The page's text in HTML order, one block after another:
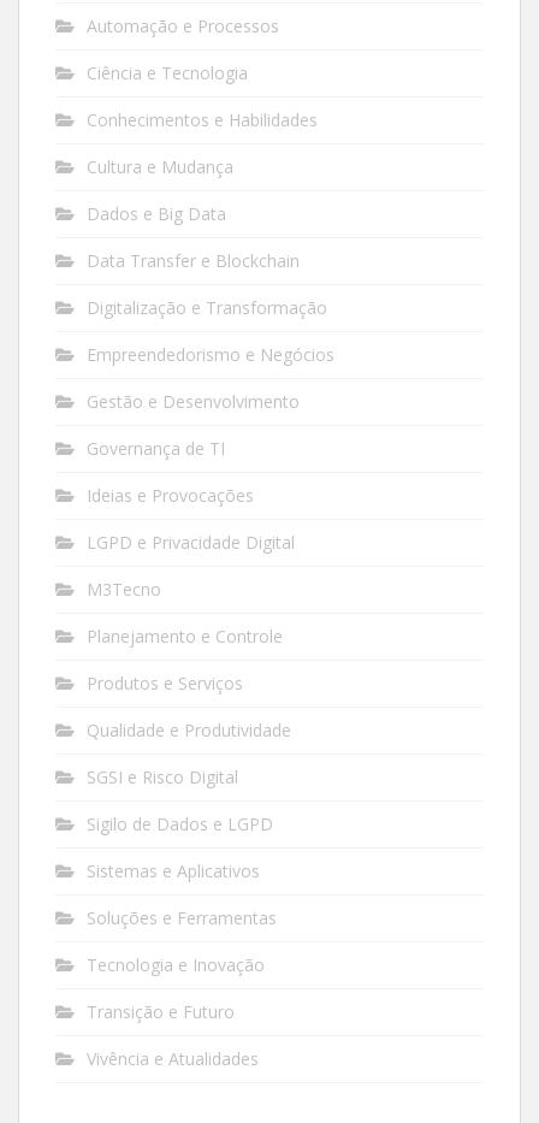
Automação e Processos
Ciência e Tecnologia
Conhecimentos e Habilidades
Cultura e Mudança
Dados e Big Data
Data Transfer e Blockchain
Digitalização e Transformação
Empreendedorismo e Negócios
Gestão e Desenvolvimento
Governança de TI
Ideias e Provocações
LGPD e Privacidade Digital
M3Tecno
Planejamento e Controle
Produtos e Serviços
Qualidade e Produtividade
SGSI e Risco Digital
Sigilo de Dados e LGPD
Sistemas e Aplicativos
Soluções e Ferramentas
Tecnologia e Inovação
Transição e Futuro
Vivência e Atualidades